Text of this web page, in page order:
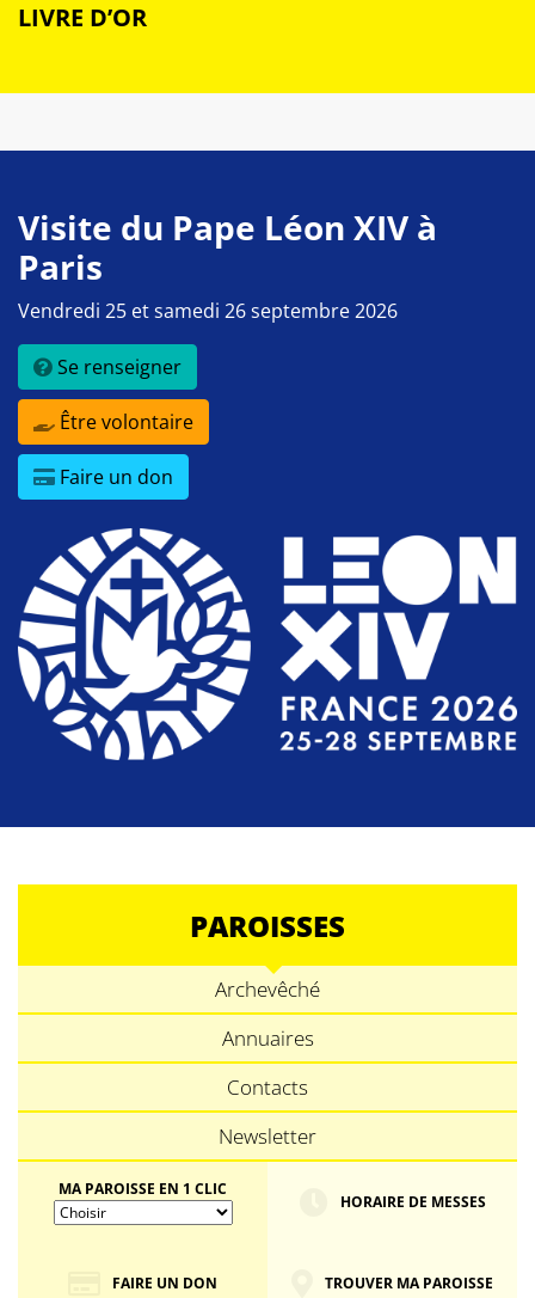
LIVRE D’OR
Visite du Pape Léon XIV à
Paris
Vendredi 25 et samedi 26 septembre 2026
Se renseigner
Être volontaire
Faire un don
PAROISSES
Archevêché
Annuaires
Contacts
Newsletter
MA PAROISSE EN 1 CLIC
HORAIRE DE MESSES
FAIRE UN DON TROUVER MA PAROISSE